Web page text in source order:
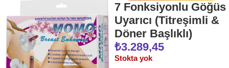
7 Fonksiyonlu Göğüs
Uyarıcı (Titreşimli &
Döner Başlıklı)
₺3.289,45
Stokta yok